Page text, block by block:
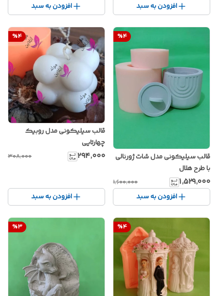
افزودن به سبد افزودن به سبد
%4
قالب سیلیکونی مدل شات ژورنالی
با طرح هلال
۱٬۵۲۹٬۰۰۰ ۱٬۶۰۰٬۰۰۰
افزودن به سبد
%4
قالب سیلیکونی مدل روبیک
چهارتایی
۲۹۴٬۰۰۰ ۳۰۸٬۰۰۰
افزودن به سبد
%4
%3